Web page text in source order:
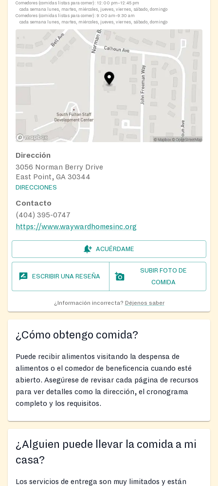
Comedores (comidas listas para comer): 12:00 pm–12:45 pm
cada semana lunes, martes, miércoles, jueves, viernes, sábado, domingo
Comedores (comidas listas para comer): 9:00 am–9:30 am
cada semana lunes, martes, miércoles, jueves, viernes, sábado, domingo
Dirección
3056 Norman Berry Drive
East Point, GA 30344
DIRECCIONES
Contacto
(404) 395-0747
https://www.waywardhomesinc.org
ACUÉRDAME
ESCRIBIR UNA RESEÑA
SUBIR FOTO DE
COMIDA
¿Información incorrecta? Déjenos saber
¿Cómo obtengo comida?
Puede recibir alimentos visitando la despensa de
alimentos o el comedor de beneficencia cuando esté
abierto. Asegúrese de revisar cada página de recursos
para ver detalles como la dirección, el cronograma
completo y los requisitos.
¿Alguien puede llevar la comida a mi
casa?
Los servicios de entrega son muy limitados y están